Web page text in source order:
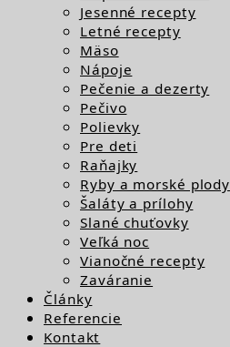
Jesenné recepty
Letné recepty
Mäso
Nápoje
Pečenie a dezerty
Pečivo
Polievky
Pre deti
Raňajky
Ryby a morské plody
Šaláty a prílohy
Slané chuťovky
Veľká noc
Vianočné recepty
Zaváranie
Články
Referencie
Kontakt